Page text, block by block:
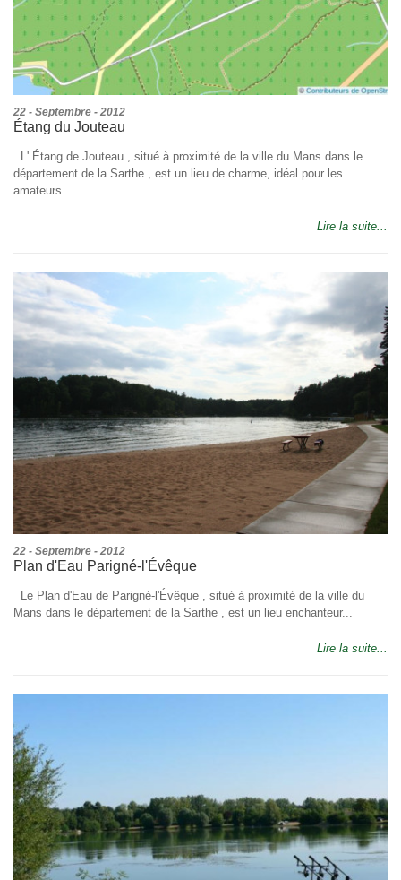
22 - Septembre - 2012
Étang du Jouteau
L' Étang de Jouteau , situé à proximité de la ville du Mans dans le
département de la Sarthe , est un lieu de charme, idéal pour les
amateurs...
Lire la suite...
22 - Septembre - 2012
Plan d'Eau Parigné-l'Évêque
Le Plan d'Eau de Parigné-l'Évêque , situé à proximité de la ville du
Mans dans le département de la Sarthe , est un lieu enchanteur...
Lire la suite...